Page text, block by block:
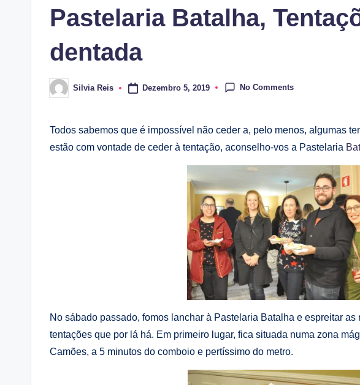
Pastelaria Batalha,
dentada
Posted
by
Silvia Reis Dezembro 5, 2019 No Comments
Todos sabemos que é impossível não ceder a, pelo menos, algumas
estão com vontade de ceder à tentação, aconselho-vos a Pastelaria
No sábado passado, fomos lanchar à Pastelaria Batalha e espreitar
tentações que por lá há. Em primeiro lugar, fica situada numa zona
Camões, a 5 minutos do comboio e pertíssimo do metro.